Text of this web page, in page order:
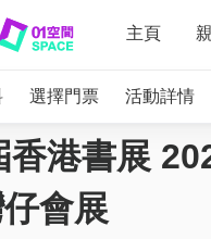
主頁
選擇門票 活動詳情
香港書展
會展